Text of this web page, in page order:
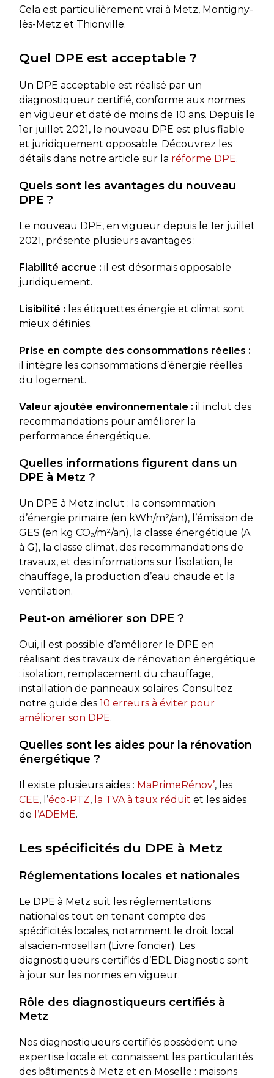
Cela est particulièrement vrai à Metz, Montigny-
lès-Metz et Thionville.
Quel DPE est acceptable ?
Un DPE acceptable est réalisé par un
diagnostiqueur certifié, conforme aux normes
en vigueur et daté de moins de 10 ans. Depuis le
1er juillet 2021, le nouveau DPE est plus fiable
et juridiquement opposable. Découvrez les
détails dans notre article sur la réforme DPE.
Quels sont les avantages du nouveau
DPE ?
Le nouveau DPE, en vigueur depuis le 1er juillet
2021, présente plusieurs avantages :
Fiabilité accrue : il est désormais opposable
juridiquement.
Lisibilité : les étiquettes énergie et climat sont
mieux définies.
Prise en compte des consommations réelles :
il intègre les consommations d’énergie réelles
du logement.
Valeur ajoutée environnementale : il inclut des
recommandations pour améliorer la
performance énergétique.
Quelles informations figurent dans un
DPE à Metz ?
Un DPE à Metz inclut : la consommation
d’énergie primaire (en kWh/m²/an), l’émission de
GES (en kg CO₂/m²/an), la classe énergétique (A
à G), la classe climat, des recommandations de
travaux, et des informations sur l’isolation, le
chauffage, la production d’eau chaude et la
ventilation.
Peut-on améliorer son DPE ?
Oui, il est possible d’améliorer le DPE en
réalisant des travaux de rénovation énergétique
: isolation, remplacement du chauffage,
installation de panneaux solaires. Consultez
notre guide des 10 erreurs à éviter pour
améliorer son DPE.
Quelles sont les aides pour la rénovation
énergétique ?
Il existe plusieurs aides : MaPrimeRénov’, les
CEE, l’éco-PTZ, la TVA à taux réduit et les aides
de l’ADEME.
Les spécificités du DPE à Metz
Réglementations locales et nationales
Le DPE à Metz suit les réglementations
nationales tout en tenant compte des
spécificités locales, notamment le droit local
alsacien-mosellan (Livre foncier). Les
diagnostiqueurs certifiés d’EDL Diagnostic sont
à jour sur les normes en vigueur.
Rôle des diagnostiqueurs certifiés à
Metz
Nos diagnostiqueurs certifiés possèdent une
expertise locale et connaissent les particularités
des bâtiments à Metz et en Moselle : maisons